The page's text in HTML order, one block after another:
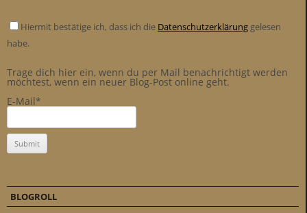
Hiermit bestätige ich, dass ich die Datenschutzerklärung gelesen
habe.
Trage dich hier ein, wenn du per Mail benachrichtigt werden
möchtest, wenn ein neuer Blog-Post online geht.
E-Mail*
BLOGROLL